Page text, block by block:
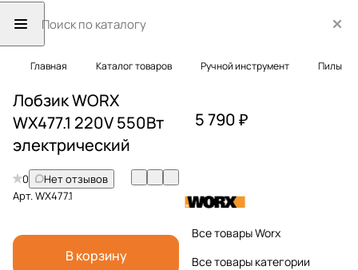
Главная Каталог товаров Ручной инструмент Пилы
Лобзик WORX
WX477.1 220V 550Вт
электрический
0
Нет отзывов
Арт.WX477.1
В корзину
5 790 ₽
Все товары Worx
Все товары категории